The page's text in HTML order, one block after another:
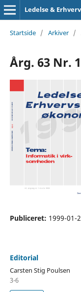
Ledelse &
Startside / Arkiver /
Årg. 63 Nr.
Publiceret: 1999-01-
Editorial
Carsten Stig Poulsen
3-6